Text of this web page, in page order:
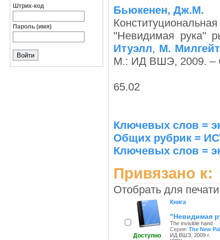
Штрих-код
Пароль (имя)
Бьюкенен, Дж.М.
"Невидимая рука"
Итуэлл, М. Милгейт
М.: ИД ВШЭ, 2009. –
65.02
Ключевых слов =
Общих рубрик =
Ключевых слов =
Привязано к:
Отобрать для
Доступно
Книга
"Невидимая
The invisible hand
Серия: The New
ИД ВШЭ, 2009 г.